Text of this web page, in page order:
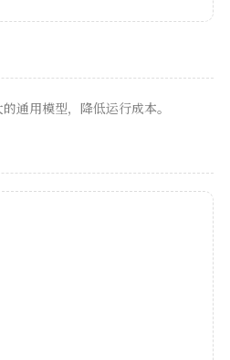
通用模型，降低运行成本。